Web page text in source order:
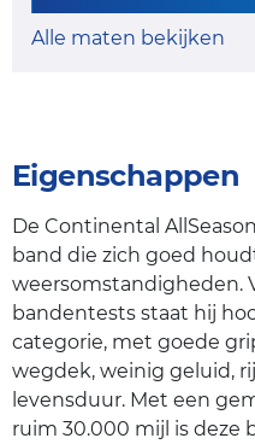
Alle maten bekijken
Eigenschappen
De Continental
band die zich goed
weersomstandigheden.
bandentests staat hij
categorie, met goede
wegdek, weinig geluid,
levensduur. Met een
ruim 30.000 mijl is deze